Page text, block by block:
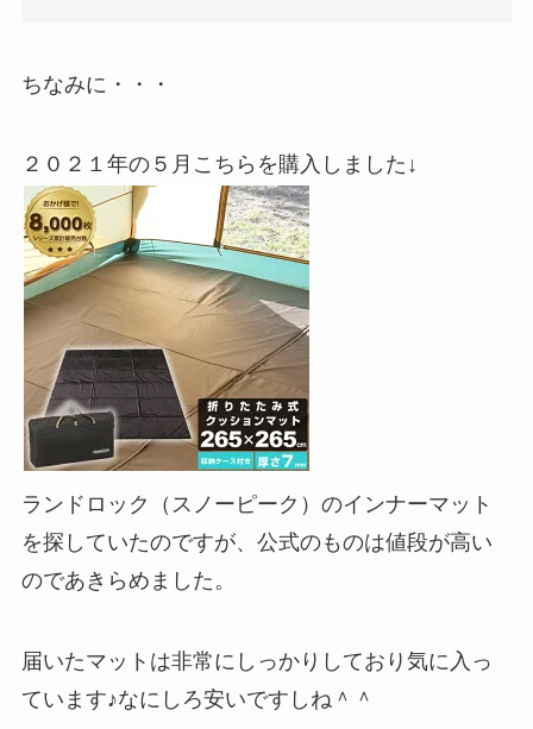
ちなみに・・・
２０２１年の５月こちらを購入しました↓
ランドロック（スノーピーク）のインナーマット
を探していたのですが、公式のものは値段が高い
のであきらめました。
届いたマットは非常にしっかりしており気に入っ
ています♪なにしろ安いですしね＾＾